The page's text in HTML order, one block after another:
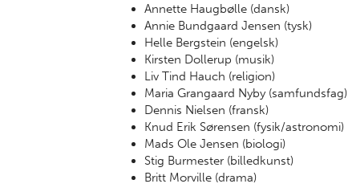
Annette Haugbølle (dansk)
Annie Bundgaard Jensen (tysk)
Helle Bergstein (engelsk)
Kirsten Dollerup (musik)
Liv Tind Hauch (religion)
Maria Grangaard Nyby (samfundsfag)
Dennis Nielsen (fransk)
Knud Erik Sørensen (fysik/astronomi)
Mads Ole Jensen (biologi)
Stig Burmester (billedkunst)
Britt Morville (drama)